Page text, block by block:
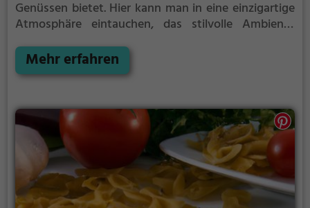
Genüssen bietet. Hier kann man in eine einzigartige
Atmosphäre eintauchen, das stilvolle Ambiente
Getränken und Speisen probieren. Ob arabische,
europäische oder kontinentale Küche, hier ist für
zudem vegetarische und vegane Gerichte sowie
Halal-Speisen an. Die Fusionsküche des Restaurants
lädt dazu ein, neue Geschmackskombinationen zu
entdecken und sich kulinarisch verwöhnen zu lassen.
Das Damas Rose ist ein Ort, an dem man die Vielfalt
der Küche erleben und genießen kann.
Mehr erfahren